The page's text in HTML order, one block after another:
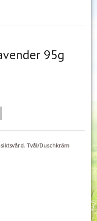
95g
Soap mängd
, Tvål/Duschkräm